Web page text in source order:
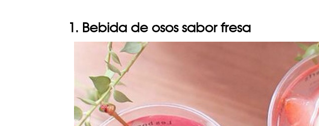
1. Bebida de osos sabor fresa